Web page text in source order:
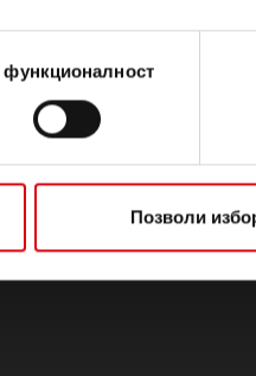
функционалност
Позволи
ПАРТНЬОРСКИ
ПОРТАЛ
Доставчици на Banner
Стани партньор